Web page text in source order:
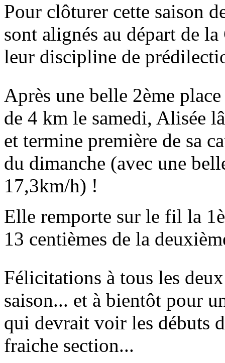
Pour clôturer cette saison
sont alignés au départ de
leur discipline de
Après une belle 2ème
de 4 km le samedi, Alisée
et termine première de sa
du dimanche (avec une
17,3km/h) !
Elle remporte sur le fil la
13 centièmes de la
Félicitations à tous les
saison... et à bientôt pour
qui devrait voir les débuts
fraiche section...